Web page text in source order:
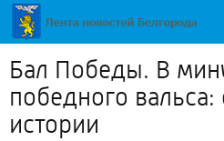
Бал Победы. В
победного
истории